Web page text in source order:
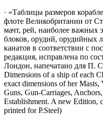
· «Таблицы размеров
флоте Великобритании от
мачт, рей, наиболее важных
блоков, орудий, орудийных
канатов в соответствии с
редакция, исправлена по
Лондон, напечатано для П.
Dimensions of a ship of each
exact dimensions of her
Guns, Gun-Carriages,
Establishment. A new Edition,
printed for P.Steel)